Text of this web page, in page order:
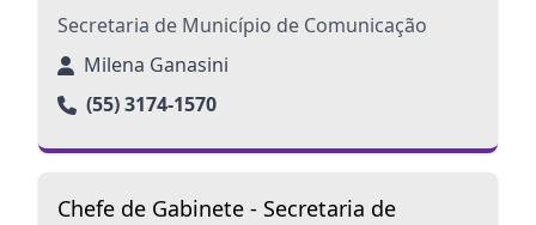
Secretaria de Município de Comunicação
Milena Ganasini
(55) 3174-1570
Chefe de Gabinete - Secretaria de